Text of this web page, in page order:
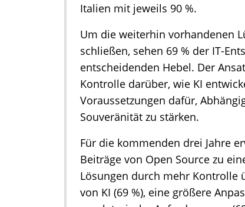
Italien mit jeweils 90 %.
Um die weiterhin vorhandenen
schließen, sehen 69 % der IT-
entscheidenden Hebel. Der
Kontrolle darüber, wie KI
Voraussetzungen dafür,
Souveränität zu stärken.
Für die kommenden drei Jahre
Beiträge von Open Source zu
Lösungen durch mehr Kontrolle
von KI (69 %), eine größere